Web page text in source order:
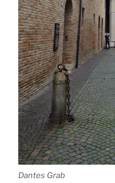
Dantes Grab